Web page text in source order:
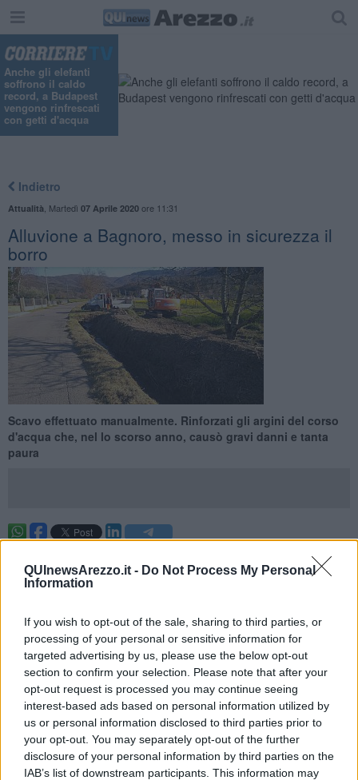
QUInewsArezzo.it - Do Not Process My Personal
Information
If you wish to opt-out of the sale, sharing to third parties, or
processing of your personal or sensitive information for
targeted advertising by us, please use the below opt-out
section to confirm your selection. Please note that after your
opt-out request is processed you may continue seeing
interest-based ads based on personal information utilized by
us or personal information disclosed to third parties prior to
your opt-out. You may separately opt-out of the further
disclosure of your personal information by third parties on the
IAB’s list of downstream participants. This information may
Anche gli elefanti
soffrono il caldo
record, a Budapest
vengono rinfrescati
con getti d'acqua
Indietro
Attualità Martedì 07 Aprile 2020ore 11:31
Alluvione a Bagnoro, messo in sicurezza il
borro
Scavo effettuato manualmente. Rinforzati gli argini del corso
d'acqua che, nel lo scorso anno, causò gravi danni e tanta
paura
Il Consorzio 2 Alto Valdarno ha effettuato un lavoro di
manutenzione straordinaria di riprofilatura dell'alveo del torrente
che, nel 2019, causò allagamenti e gravi danni. Successivamente
Valdarno Superiore, si è proceduto alla rimozione della vegetazione
infestante. Tutto l'argine lungo la comunale della Sella è stato
ripulito.
"Il lavoro di manutenzione è stato fatto manualmente e con l’ausilio
di un piccolo mezzo d’opera, per permettere il pieno rispetto delle
geometrie esistenti. Con la terra opportunamente compattata,
inumidita e lavorata in strati è stata poi ripristinata la struttura della
sponda sinistra, su cui si era registrata la rottura”. - spiega
l’ingegner Beatrice Lanusini, responsabile del Consorzio 2 Alto
Valdarno per la zona aretina.